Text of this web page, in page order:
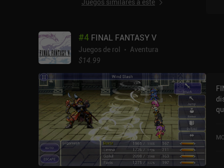
a
#4 FINAL FANTASY V
Juegos de rol
Aventura
$14.99